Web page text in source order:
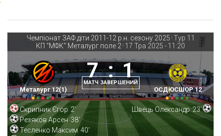
Чемпіонат ЗАФ діти 2011-12 р.н. сезону 2025 | Тур 11
КП "МФК" Металург поле 2 | 17 Тра 2025 - 11:20
Металург 12(1)
7 : 1
МАТЧ ЗАВЕРШЕНИЙ
ОСДЮСШОР 12
Скрипник Єгор 2'
Резяков Арсен 38'
Тесленко Максим 40'
Швець Олександр 23'